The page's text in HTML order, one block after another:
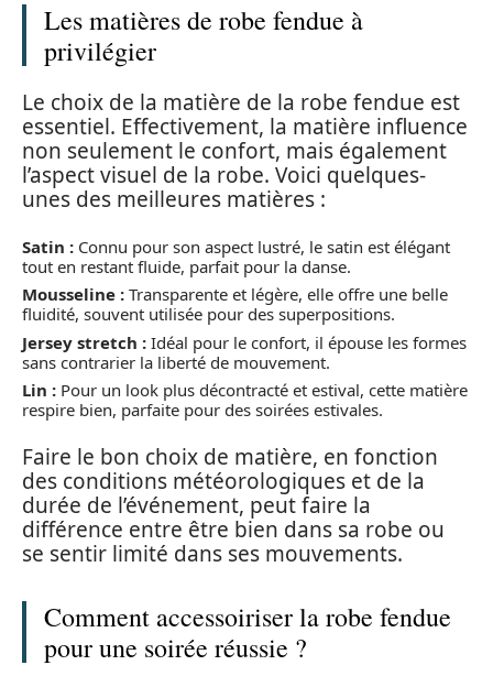
Les matières de robe fendue à
privilégier
Le choix de la matière de la robe fendue est
essentiel. Effectivement, la matière influence
non seulement le confort, mais également
l’aspect visuel de la robe. Voici quelques-
unes des meilleures matières :
Satin : Connu pour son aspect lustré, le satin est élégant
tout en restant fluide, parfait pour la danse.
Mousseline : Transparente et légère, elle offre une belle
fluidité, souvent utilisée pour des superpositions.
Jersey stretch : Idéal pour le confort, il épouse les formes
sans contrarier la liberté de mouvement.
Lin : Pour un look plus décontracté et estival, cette matière
respire bien, parfaite pour des soirées estivales.
Faire le bon choix de matière, en fonction
des conditions météorologiques et de la
durée de l’événement, peut faire la
différence entre être bien dans sa robe ou
se sentir limité dans ses mouvements.
Comment accessoiriser la robe fendue
pour une soirée réussie ?